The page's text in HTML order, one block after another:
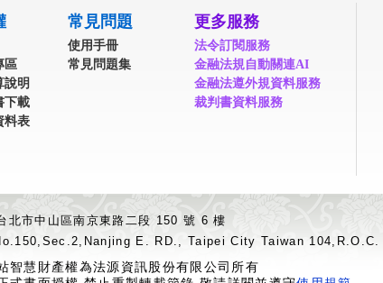
區
說明
下載
料表
常見問題
使用手冊
常見問題集
更多服務
法令訂閱服務
金融法規自動關連AI
金融法遵外規資料服務
裁判書資料服務
北市中山區南京東路二段 150 號 6 樓
E. RD., Taipei City Taiwan 104,R.O.C.
智慧財產權為法源資訊股份有限公司所有